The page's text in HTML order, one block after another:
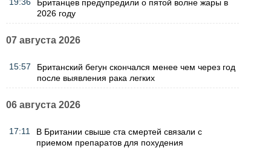
19:36
Британцев предупредили о пятой волне жары в
2026 году
07 августа 2026
15:57
Британский бегун скончался менее чем через год
после выявления рака легких
06 августа 2026
17:11
В Британии свыше ста смертей связали с
приемом препаратов для похудения